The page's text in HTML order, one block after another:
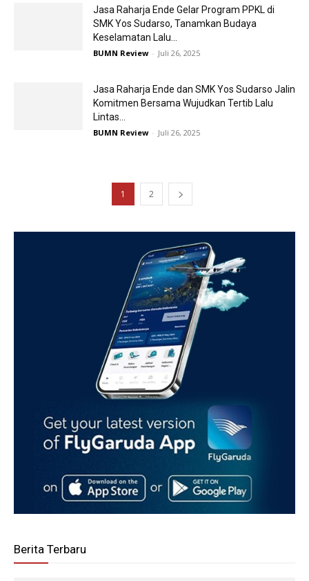
Jasa Raharja Ende Gelar Program PPKL di
SMK Yos Sudarso, Tanamkan Budaya
Keselamatan Lalu...
BUMN Review - Juli 26, 2025
Jasa Raharja Ende dan SMK Yos Sudarso Jalin
Komitmen Bersama Wujudkan Tertib Lalu
Lintas...
BUMN Review - Juli 26, 2025
1 2
Berita Terbaru